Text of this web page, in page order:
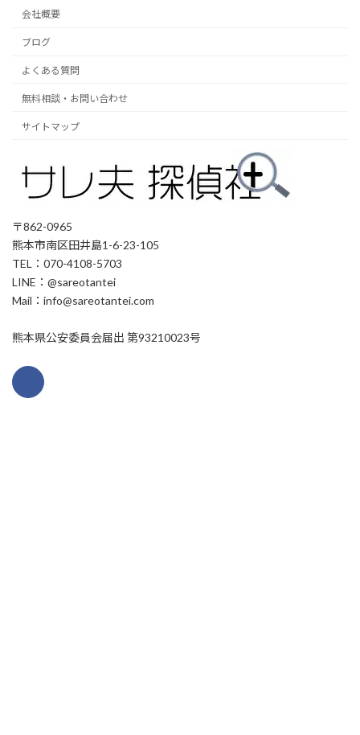
会社概要
ブログ
よくある質問
無料相談・お問い合わせ
サイトマップ
〒862-0965
熊本市南区田井島1-6-23-105
TEL：070-4108-5703
LINE：@sareotantei
Mail：info@sareotantei.com
熊本県公安委員会届出 第93210023号